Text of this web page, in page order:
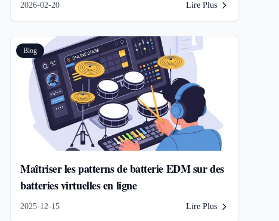
2026-02-20 Lire Plus
Blog
Maîtriser les patterns de batterie EDM sur des
batteries virtuelles en ligne
2025-12-15 Lire Plus